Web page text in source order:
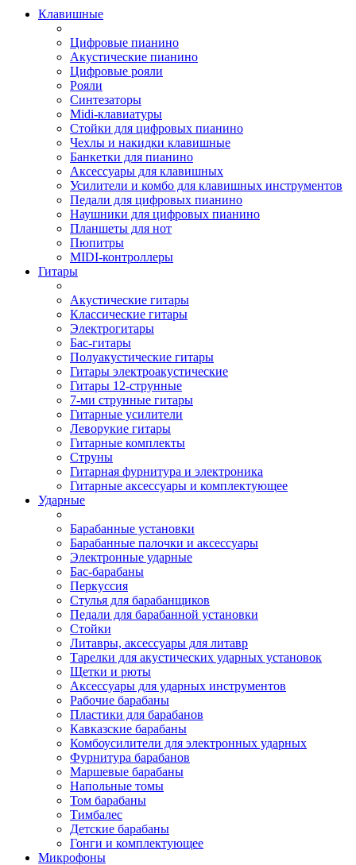
Клавишные
Цифровые пианино
Акустические пианино
Цифровые рояли
Рояли
Синтезаторы
Midi-клавиатуры
Стойки для цифровых пианино
Чехлы и накидки клавишные
Банкетки для пианино
Аксессуары для клавишных
Усилители и комбо для клавишных инструментов
Педали для цифровых пианино
Наушники для цифровых пианино
Планшеты для нот
Пюпитры
MIDI-контроллеры
Гитары
Акустические гитары
Классические гитары
Электрогитары
Бас-гитары
Полуакустические гитары
Гитары электроакустические
Гитары 12-струнные
7-ми струнные гитары
Гитарные усилители
Леворукие гитары
Гитарные комплекты
Струны
Гитарная фурнитура и электроника
Гитарные аксессуары и комплектующее
Ударные
Барабанные установки
Барабанные палочки и аксессуары
Электронные ударные
Бас-барабаны
Перкуссия
Стулья для барабанщиков
Педали для барабанной установки
Стойки
Литавры, аксессуары для литавр
Тарелки для акустических ударных установок
Щетки и рюты
Аксессуары для ударных инструментов
Рабочие барабаны
Пластики для барабанов
Кавказские барабаны
Комбоусилители для электронных ударных
Фурнитура барабанов
Маршевые барабаны
Напольные томы
Том барабаны
Тимбалес
Детские барабаны
Гонги и комплектующее
Микрофоны